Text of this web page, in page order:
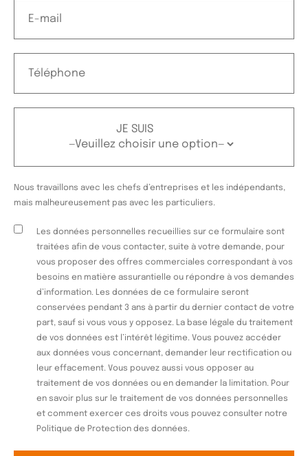
JE SUIS
Nous travaillons avec les chefs d’entreprises et les indépendants,
mais malheureusement pas avec les particuliers.
Les données personnelles recueillies sur ce formulaire sont
traitées afin de vous contacter, suite à votre demande, pour
vous proposer des offres commerciales correspondant à vos
besoins en matière assurantielle ou répondre à vos demandes
d’information. Les données de ce formulaire seront
conservées pendant 3 ans à partir du dernier contact de votre
part, sauf si vous vous y opposez. La base légale du traitement
de vos données est l’intérêt légitime. Vous pouvez accéder
aux données vous concernant, demander leur rectification ou
leur effacement. Vous pouvez aussi vous opposer au
traitement de vos données ou en demander la limitation. Pour
en savoir plus sur le traitement de vos données personnelles
et comment exercer ces droits vous pouvez consulter notre
Politique de Protection des données.